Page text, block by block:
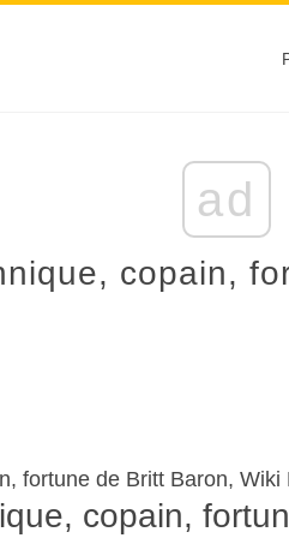
ad
copain,
fortune de Britt Baron, Wiki
copain,